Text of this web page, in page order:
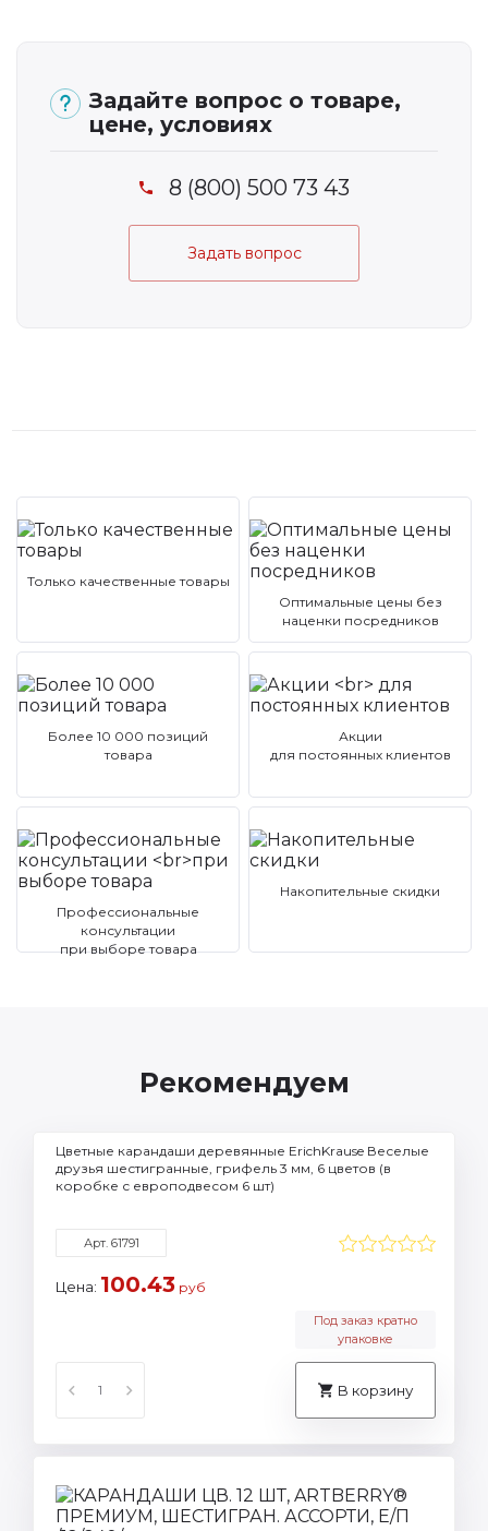
Задайте вопрос о товаре,
цене, условиях
8 (800) 500 73 43
Задать вопрос
Только качественные товары
Оптимальные цены без
наценки посредников
Более 10 000 позиций
товара
Акции
для постоянных клиентов
Профессиональные
консультации
при выборе товара
Накопительные скидки
Рекомендуем
Цветные карандаши деревянные ErichKrause Веселые
друзья шестигранные, грифель 3 мм, 6 цветов (в
коробке с европодвесом 6 шт)
Арт. 61791
Цена: 100.43 руб
Под заказ кратно
упаковке
В корзину